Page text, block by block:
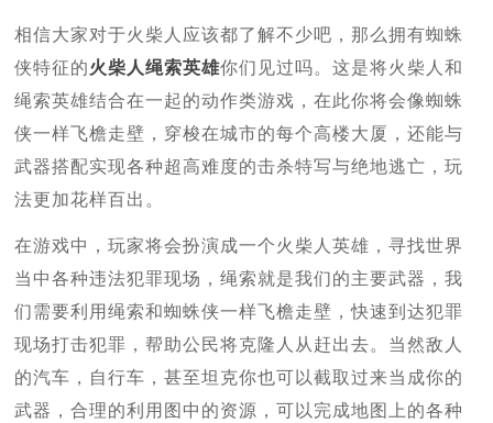
相信大家对于火柴人应该都了解不少吧，那么拥有蜘蛛
侠特征的火柴人绳索英雄你们见过吗。这是将火柴人和
绳索英雄结合在一起的动作类游戏，在此你将会像蜘蛛
侠一样飞檐走壁，穿梭在城市的每个高楼大厦，还能与
武器搭配实现各种超高难度的击杀特写与绝地逃亡，玩
法更加花样百出。
在游戏中，玩家将会扮演成一个火柴人英雄，寻找世界
当中各种违法犯罪现场，绳索就是我们的主要武器，我
们需要利用绳索和蜘蛛侠一样飞檐走壁，快速到达犯罪
现场打击犯罪，帮助公民将克隆人从赶出去。当然敌人
的汽车，自行车，甚至坦克你也可以截取过来当成你的
武器，合理的利用图中的资源，可以完成地图上的各种